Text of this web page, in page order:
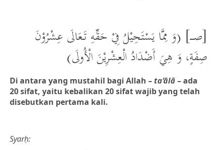
[صــــ] (وَ مِمَّا يَسْتَحِيْلُ فِيْ حَقِّهِ تَعَالَى عِشْرُوْنَ
صِفَةٍ، وَ هِيَ أَضْدَادُ الْعِشْرِيْنَ الْأُولَى)
Di antara yang mustahil bagi Allah –ta‘ālā – ada
20 sifat, yaitu kebalikan 20 sifat wajib yang telah
disebutkan pertama kali.
Syarḥ: